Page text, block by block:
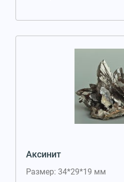
Аксинит
Размер: 34*29*19 мм